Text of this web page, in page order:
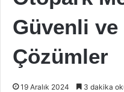
Güvenli
Çözümler
19 Aralık 2024 3 dakika